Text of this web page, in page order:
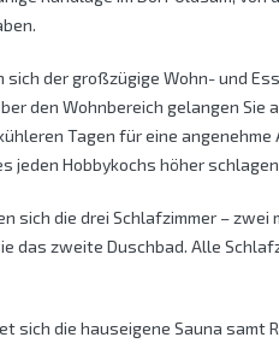
sich der großzügige Wohn- und
den Wohnbereich gelangen Sie
Tagen für eine
jeden Hobbykochs höher
sich die drei Schlafzimmer –
das zweite Duschbad. Alle
sich die hauseigene Sauna samt